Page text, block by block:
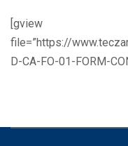
[gview
file=”https://
D-CA-FO-01-FORM-